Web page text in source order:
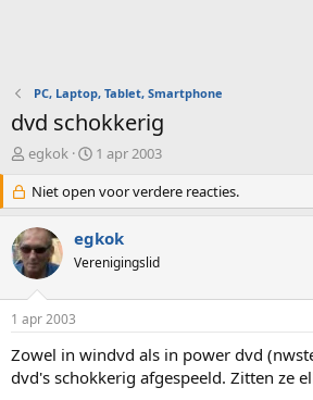
PC, Laptop, Tablet, Smartphone
dvd schokkerig
O
d
e
r
w
e
s
t
a
r
egkok
S
a
r
t
d
a
m
1 apr 2003
Niet open voor verdere reacties.
egkok
Verenigingslid
1 apr 2003
Zowel in windvd als in power dvd
dvd's schokkerig afgespeeld. Zitten ze